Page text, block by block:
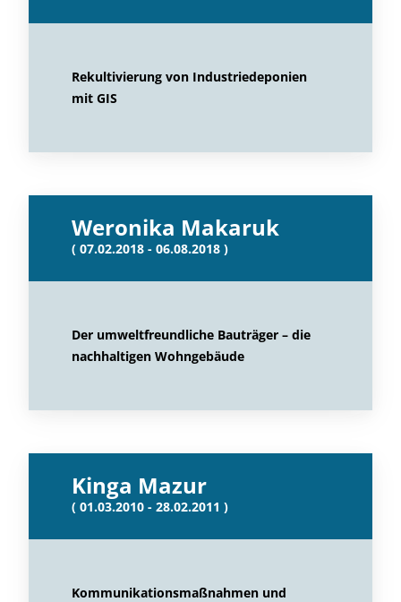
Rekultivierung von Industriedeponien
mit GIS
Weronika Makaruk
( 07.02.2018 - 06.08.2018 )
Der umweltfreundliche Bauträger – die
nachhaltigen Wohngebäude
Kinga Mazur
( 01.03.2010 - 28.02.2011 )
Kommunikationsmaßnahmen und